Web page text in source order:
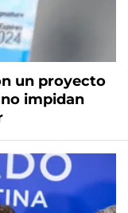
un proyecto
impidan